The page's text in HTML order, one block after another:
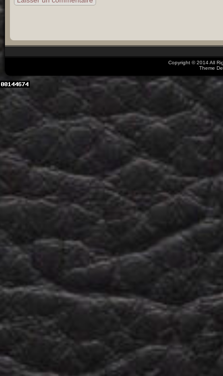
Copyright © 2014 All
Theme